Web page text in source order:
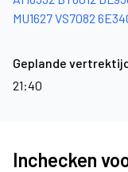
MU1627VS7082
Geplande
21:40
Inchecken